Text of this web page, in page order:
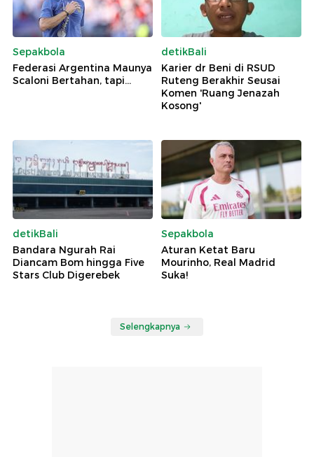
Sepakbola
Federasi Argentina Maunya
Scaloni Bertahan, tapi...
detikBali
Karier dr Beni di RSUD
Ruteng Berakhir Seusai
Komen 'Ruang Jenazah
Kosong'
detikBali
Bandara Ngurah Rai
Diancam Bom hingga Five
Stars Club Digerebek
Sepakbola
Aturan Ketat Baru
Mourinho, Real Madrid
Suka!
Selengkapnya